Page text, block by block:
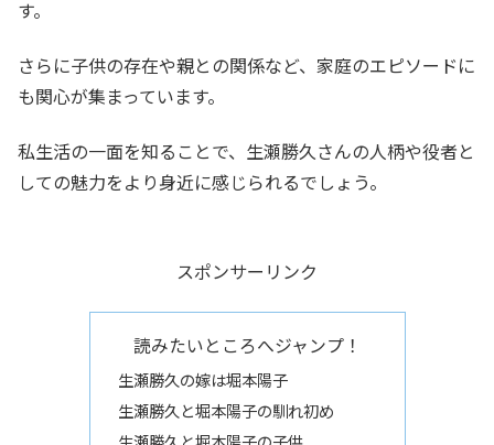
す。
さらに子供の存在や親との関係など、家庭のエピソードに
も関心が集まっています。
私生活の一面を知ることで、生瀬勝久さんの人柄や役者と
しての魅力をより身近に感じられるでしょう。
スポンサーリンク
読みたいところへジャンプ！
生瀬勝久の嫁は堀本陽子
生瀬勝久と堀本陽子の馴れ初め